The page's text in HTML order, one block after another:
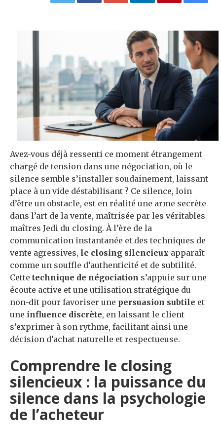
Avez-vous déjà ressenti ce moment étrangement
chargé de tension dans une négociation, où le
silence semble s’installer soudainement, laissant
place à un vide déstabilisant ? Ce silence, loin
d’être un obstacle, est en réalité une arme secrète
dans l’art de la vente, maîtrisée par les véritables
maîtres Jedi du closing. À l’ère de la
communication instantanée et des techniques de
vente agressives, le closing silencieux apparaît
comme un souffle d’authenticité et de subtilité.
Cette technique de négociation s’appuie sur une
écoute active et une utilisation stratégique du
non-dit pour favoriser une persuasion subtile et
une influence discrète, en laissant le client
s’exprimer à son rythme, facilitant ainsi une
décision d’achat naturelle et respectueuse.
Comprendre le closing
silencieux : la puissance du
silence dans la psychologie
de l’acheteur